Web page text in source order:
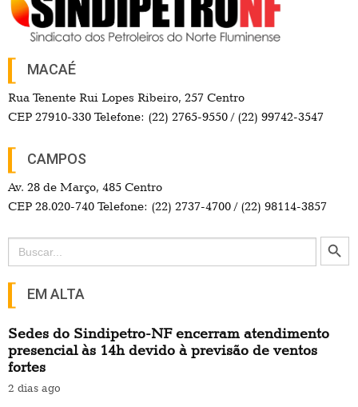
MACAÉ
Rua Tenente Rui Lopes Ribeiro, 257 Centro
CEP 27910-330 Telefone: (22) 2765-9550 / (22) 99742-3547
CAMPOS
Av. 28 de Março, 485 Centro
CEP 28.020-740 Telefone: (22) 2737-4700 / (22) 98114-3857
Search
for:
Search Button
EM ALTA
Sedes do Sindipetro-NF encerram atendimento
presencial às 14h devido à previsão de ventos
fortes
2 dias ago